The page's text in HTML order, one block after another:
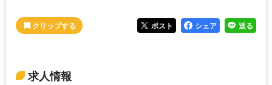
ポスト シェア 送る
求人情報